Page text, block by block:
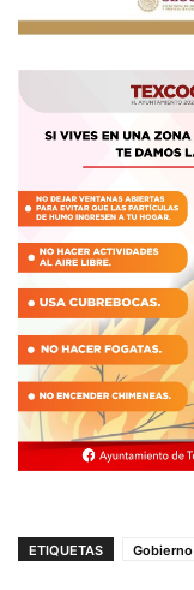
ETIQUETAS Gobierno